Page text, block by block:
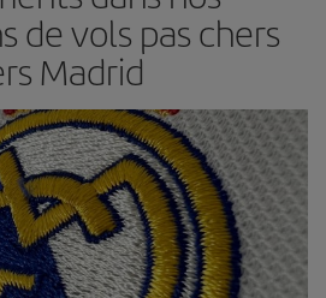
de vols pas chers
Madrid